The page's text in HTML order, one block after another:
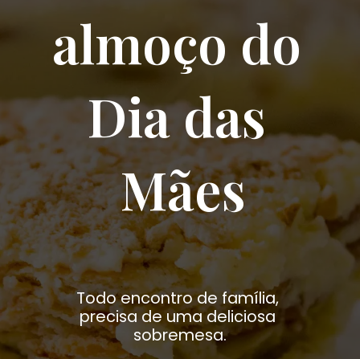
almoço do
Dia das
Mães
Todo encontro de família,
precisa de uma deliciosa
sobremesa.